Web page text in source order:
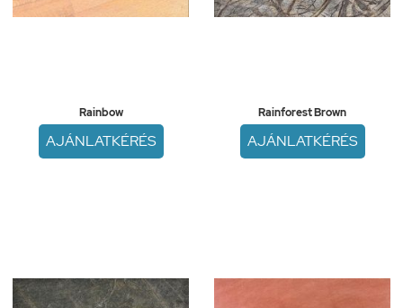
Rainbow
AJÁNLATKÉRÉS
Rainforest Brown
AJÁNLATKÉRÉS